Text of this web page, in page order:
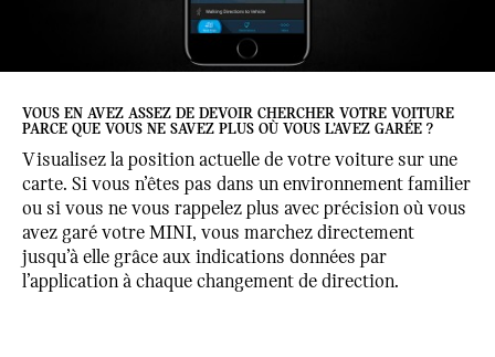
VOUS EN AVEZ ASSEZ DE DEVOIR CHERCHER VOTRE VOITURE
PARCE QUE VOUS NE SAVEZ PLUS OÙ VOUS L’AVEZ GARÉE ?
Visualisez la position actuelle de votre voiture sur une
carte. Si vous n’êtes pas dans un environnement familier
ou si vous ne vous rappelez plus avec précision où vous
avez garé votre MINI, vous marchez directement
jusqu’à elle grâce aux indications données par
l’application à chaque changement de direction.